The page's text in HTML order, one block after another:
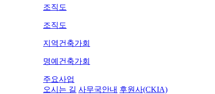
조직도
조직도
지역건축가회
명예건축가회
주요사업
오시는 길 사무국안내 후원사(CKIA)